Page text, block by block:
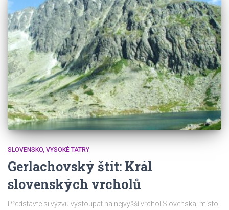
SLOVENSKO VYSOKÉ TATRY
Gerlachovský štít: Král
slovenských vrcholů
Představte si výzvu vystoupat na nejvyšší vrchol Slovenska, místo,